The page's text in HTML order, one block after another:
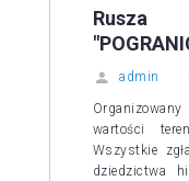
Rusza
admin
wartości
Wszystkie
dziedzictwa